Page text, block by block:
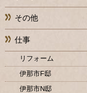
その他
仕事
リフォーム
伊那市F邸
伊那市N邸